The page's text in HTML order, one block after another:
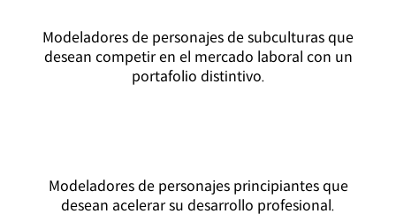
Modeladores de personajes de subculturas que
desean competir en el mercado laboral con un
portafolio distintivo.
Modeladores de personajes principiantes que
desean acelerar su desarrollo profesional.